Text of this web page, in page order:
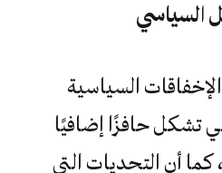
السياسية
تشكل حافزًا إضافيًا
كما أن التحديات التي